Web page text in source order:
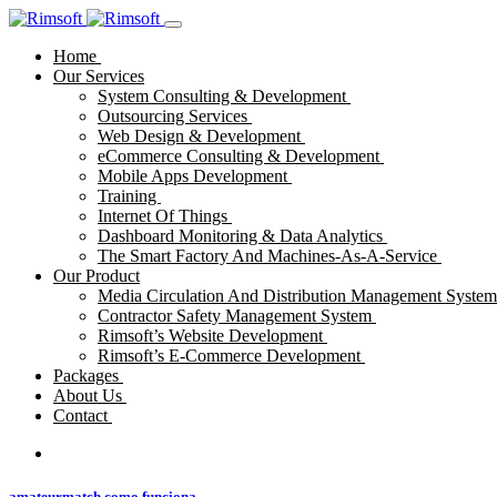
Home
Our Services
System Consulting & Development
Outsourcing Services
Web Design & Development
eCommerce Consulting & Development
Mobile Apps Development
Training
Internet Of Things
Dashboard Monitoring & Data Analytics
The Smart Factory And Machines-As-A-Service
Our Product
Media Circulation And Distribution Management
Contractor Safety Management System
Rimsoft’s Website Development
Rimsoft’s E-Commerce Development
Packages
About Us
Contact